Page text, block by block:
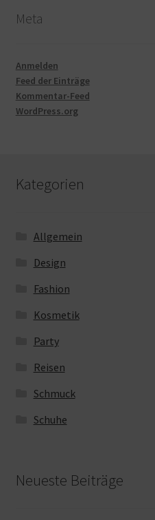
Meta
Anmelden
Feed der Einträge
Kommentar-Feed
WordPress.org
Kategorien
Allgemein
Design
Fashion
Kosmetik
Party
Reisen
Schmuck
Schuhe
Neueste Beiträge